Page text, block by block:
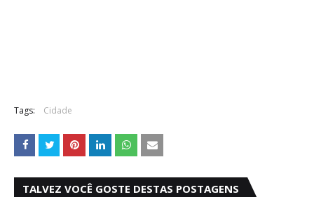
Tags: Cidade
TALVEZ VOCÊ GOSTE DESTAS POSTAGENS